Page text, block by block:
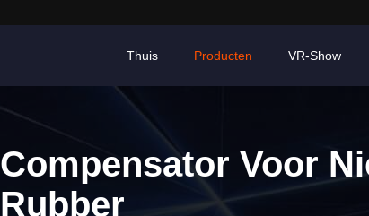
Thuis Producten VR-Show
Compensator Voor
Rubber